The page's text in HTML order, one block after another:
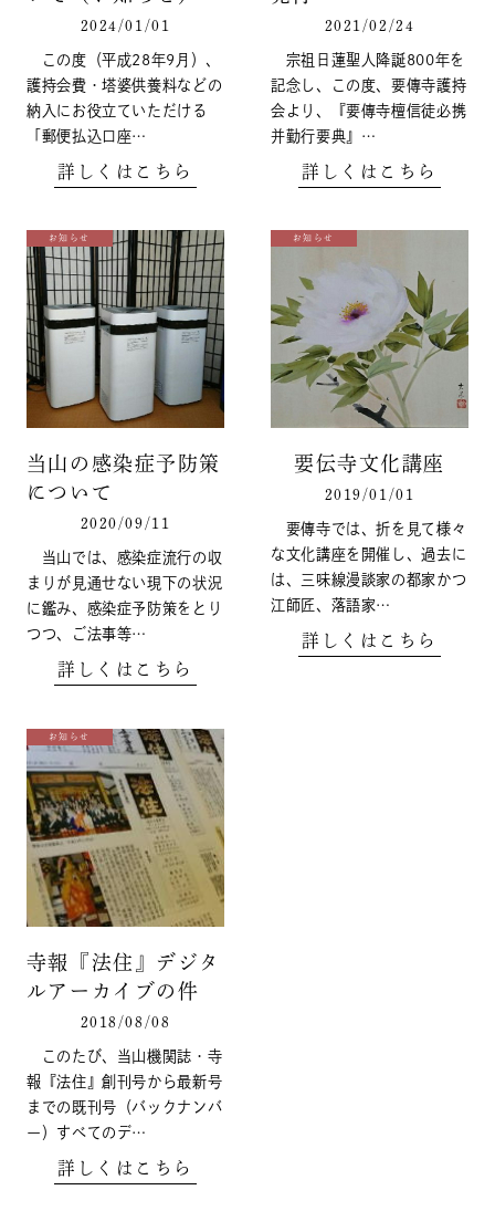
2024/01/01
この度（平成28年9月）、
護持会費・塔婆供養料などの
納入にお役立ていただける
「郵便払込口座…
詳しくはこちら
2021/02/24
宗祖日蓮聖人降誕800年を
記念し、この度、要傳寺護持
会より、『要傳寺檀信徒必携
并勤行要典』…
詳しくはこちら
お知らせ
当山の感染症予防策
について
2020/09/11
当山では、感染症流行の収
まりが見通せない現下の状況
に鑑み、感染症予防策をとり
つつ、ご法事等…
詳しくはこちら
お知らせ
要伝寺文化講座
2019/01/01
要傳寺では、折を見て様々
な文化講座を開催し、過去に
は、三味線漫談家の都家かつ
江師匠、落語家…
詳しくはこちら
お知らせ
寺報『法住』デジタ
ルアーカイブの件
2018/08/08
このたび、当山機関誌・寺
報『法住』創刊号から最新号
までの既刊号（バックナンバ
ー）すべてのデ…
詳しくはこちら